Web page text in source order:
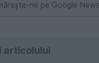
ne pe Google News
articolului